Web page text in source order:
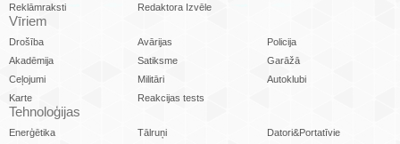
Reklāmraksti
Redaktora Izvēle
Vīriem
Drošība Avārijas
Policija
Akadēmija
Satiksme
Garāžā
Ceļojumi
Militāri
Autoklubi
Karte
Reakcijas tests
Tehnoloģijas
Enerģētika Tālruņi
Datori&Portatīvie